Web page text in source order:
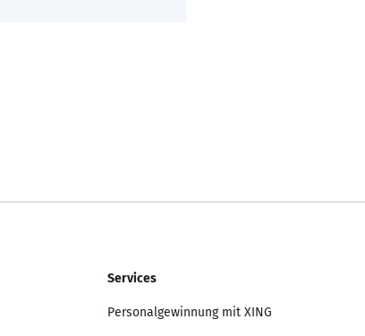
Services
Personalgewinnung mit XING